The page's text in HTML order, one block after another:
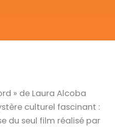
» de Laura Alcoba
culturel fascinant :
du seul film réalisé par